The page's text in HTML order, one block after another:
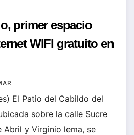
primer espacio
WIFI gratuito en
El Patio del Cabildo del
sobre la calle Sucre
Abril y Virginio lema, se